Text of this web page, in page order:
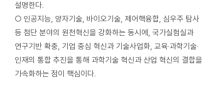
설명한다.
○ 인공지능, 양자기술, 바이오기술, 제어핵융합, 심우주 탐사
등 첨단 분야의 원천혁신을 강화하는 동시에, 국가실험실과
연구기반 확충, 기업 중심 혁신과 기술사업화, 교육·과학기술·
인재의 통합 추진을 통해 과학기술 혁신과 산업 혁신의 결합을
가속화하는 점이 핵심이다.